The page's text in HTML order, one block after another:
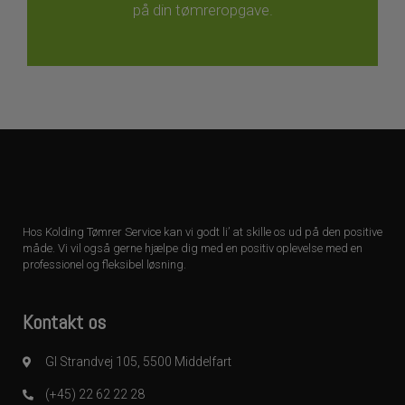
på din tømreropgave.
Hos Kolding Tømrer Service kan vi godt li’ at skille os ud på den positive
måde. Vi vil også gerne hjælpe dig med en positiv oplevelse med en
professionel og fleksibel løsning.
Kontakt os
Gl Strandvej 105, 5500 Middelfart
(+45) 22 62 22 28